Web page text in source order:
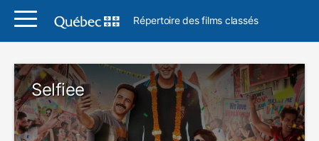
Répertoire des films classés
Selfiee